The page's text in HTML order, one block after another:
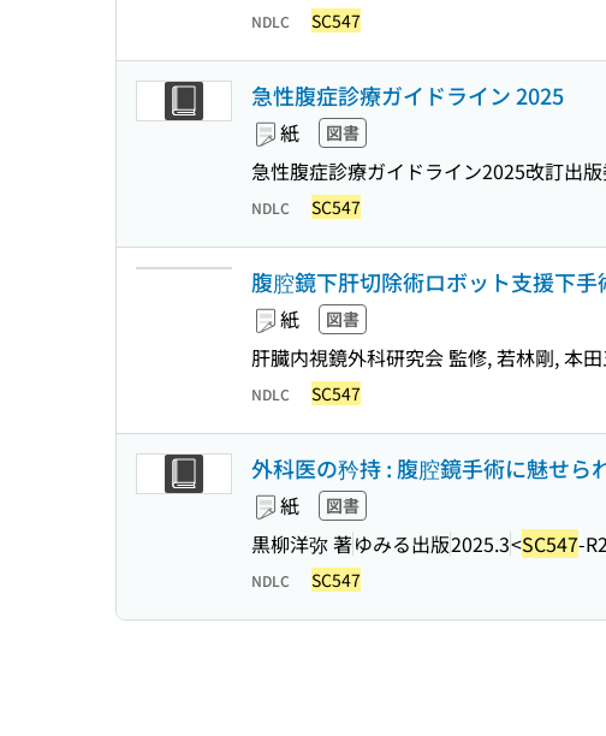
NDLC SC547
急性腹症診療ガイドライン 2025
紙 図書
急性腹症診療ガイドライン2025改訂出
NDLC SC547
腹腔鏡下肝切除術ロボット支援下
紙 図書
肝臓内視鏡外科研究会 監修, 若林剛, 本
NDLC SC547
外科医の矜持 : 腹腔鏡手術に魅せら
紙 図書
黒柳洋弥 著ゆみる出版2025.3<SC547-
NDLC SC547